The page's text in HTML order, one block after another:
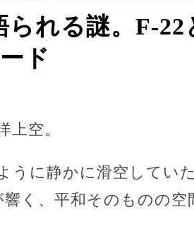
れる謎。F-22
ド
空。
うに静かに滑空してい
く、平和そのものの空